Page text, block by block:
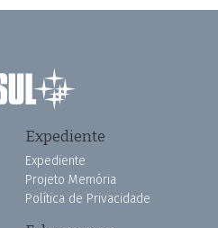
Expediente
Expediente
Projeto Memória
Política de Privacidade